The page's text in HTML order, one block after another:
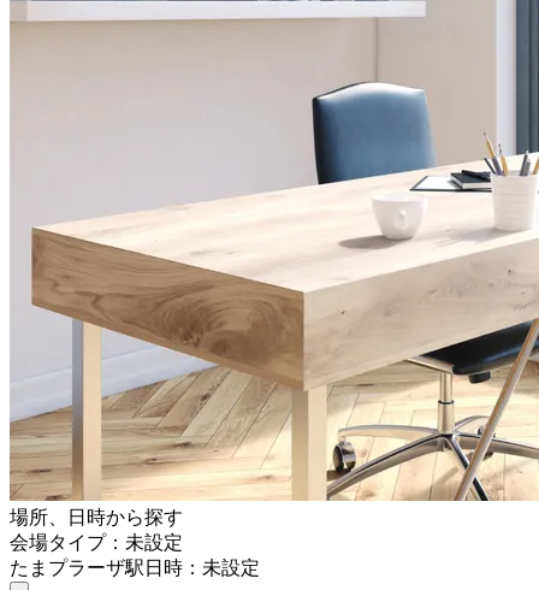
場所、日時から探す
会場タイプ：未設定
たまプラーザ駅日時：未設定